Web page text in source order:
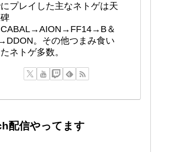
プレイした主なネトゲは天
碑
＆
。その他つまみ食い
ネトゲ多数。
配信やってます